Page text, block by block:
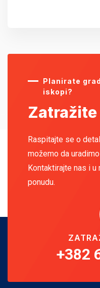
Planirate
iskopi?
Raspitajte se o
možemo da
Kontaktirajte nas i u
ponudu.
+382